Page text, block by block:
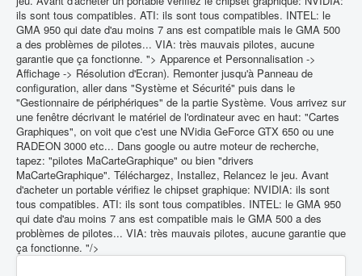
ils sont tous compatibles. ATI: ils sont tous compatibles. INTEL: le
GMA 950 qui date d'au moins 7 ans est compatible mais le GMA 500
a des problèmes de pilotes... VIA: très mauvais pilotes, aucune
garantie que ça fonctionne. "> Apparence et Personnalisation ->
Affichage -> Résolution d'Ecran). Remonter jusqu'à Panneau de
configuration, aller dans "Système et Sécurité" puis dans le
"Gestionnaire de périphériques" de la partie Système. Vous arrivez sur
une fenêtre décrivant le matériel de l'ordinateur avec en haut: "Cartes
Graphiques", on voit que c'est une NVidia GeForce GTX 650 ou une
RADEON 3000 etc... Dans google ou autre moteur de recherche,
tapez: "pilotes MaCarteGraphique" ou bien "drivers
MaCarteGraphique". Téléchargez, Installez, Relancez le jeu. Avant
d'acheter un portable vérifiez le chipset graphique: NVIDIA: ils sont
tous compatibles. ATI: ils sont tous compatibles. INTEL: le GMA 950
qui date d'au moins 7 ans est compatible mais le GMA 500 a des
problèmes de pilotes... VIA: très mauvais pilotes, aucune garantie que
ça fonctionne. "/>